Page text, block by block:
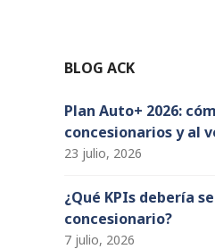
BLOG ACK
Plan Auto+ 2026:
concesionarios y al
23 julio, 2026
¿Qué KPIs debería
concesionario?
7 julio, 2026